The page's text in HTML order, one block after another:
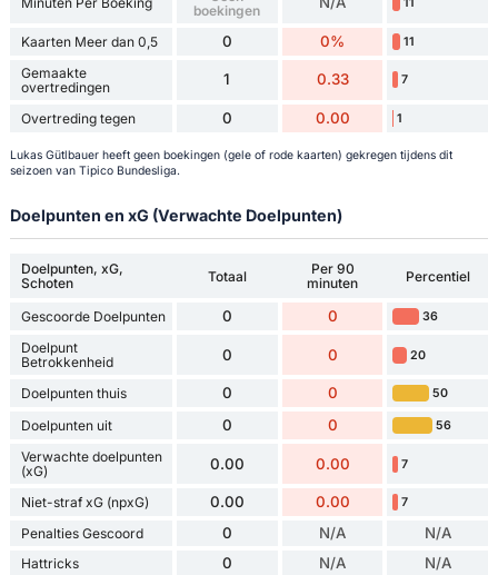
boekingen
Kaarten Meer dan 0,5 0 0% 11
Gemaakte
overtredingen
1 0.33 7
Overtreding tegen 0 0.00 1
Lukas Gütlbauer heeft geen boekingen (gele of rode kaarten) gekregen tijdens dit
seizoen van Tipico Bundesliga.
Doelpunten en xG (Verwachte Doelpunten)
Doelpunten, xG,
Schoten
Totaal
Per 90
minuten
Percentiel
Gescoorde Doelpunten 0 0 36
Doelpunt
Betrokkenheid
0 0 20
Doelpunten thuis 0 0 50
Doelpunten uit 0 0 56
Verwachte doelpunten
(xG)
0.00 0.00 7
Niet-straf xG (npxG) 0.00 0.00 7
Penalties Gescoord 0 N/A N/A
Hattricks 0 N/A N/A